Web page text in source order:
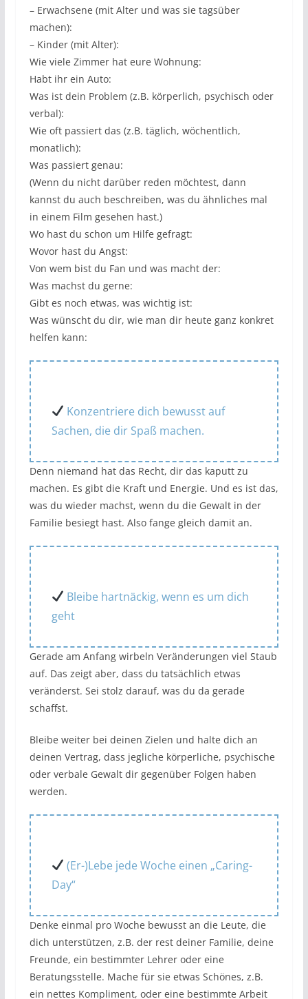
– Erwachsene (mit Alter und was sie tagsüber
machen):
– Kinder (mit Alter):
Wie viele Zimmer hat eure Wohnung:
Habt ihr ein Auto:
Was ist dein Problem (z.B. körperlich, psychisch oder
verbal):
Wie oft passiert das (z.B. täglich, wöchentlich,
monatlich):
Was passiert genau:
(Wenn du nicht darüber reden möchtest, dann
kannst du auch beschreiben, was du ähnliches mal
in einem Film gesehen hast.)
Wo hast du schon um Hilfe gefragt:
Wovor hast du Angst:
Von wem bist du Fan und was macht der:
Was machst du gerne:
Gibt es noch etwas, was wichtig ist:
Was wünscht du dir, wie man dir heute ganz konkret
helfen kann:
Konzentriere dich bewusst auf
Sachen, die dir Spaß machen.
Denn niemand hat das Recht, dir das kaputt zu
machen. Es gibt die Kraft und Energie. Und es ist das,
was du wieder machst, wenn du die Gewalt in der
Familie besiegt hast. Also fange gleich damit an.
Bleibe hartnäckig, wenn es um dich
geht
Gerade am Anfang wirbeln Veränderungen viel Staub
auf. Das zeigt aber, dass du tatsächlich etwas
veränderst. Sei stolz darauf, was du da gerade
schaffst.
Bleibe weiter bei deinen Zielen und halte dich an
deinen Vertrag, dass jegliche körperliche, psychische
oder verbale Gewalt dir gegenüber Folgen haben
werden.
(Er-)Lebe jede Woche einen „Caring-
Day“
Denke einmal pro Woche bewusst an die Leute, die
dich unterstützen, z.B. der rest deiner Familie, deine
Freunde, ein bestimmter Lehrer oder eine
Beratungsstelle. Mache für sie etwas Schönes, z.B.
ein nettes Kompliment, oder eine bestimmte Arbeit